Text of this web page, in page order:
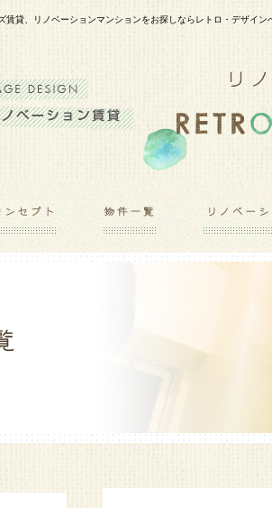
賃貸、リノベーションマンションをお探しならレトロ・デザイン